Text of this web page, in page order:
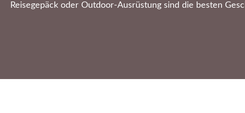
Reisegepäck oder Outdoor-Ausrüstung sind die besten